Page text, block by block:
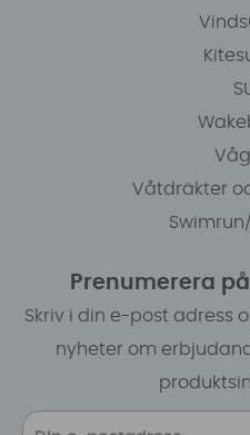
Våtdräkter
Prenumerera
Skriv i din e-post adress
nyheter om